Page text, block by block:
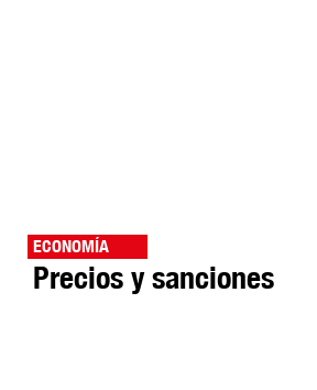
ECONOMÍA
Precios y sanciones